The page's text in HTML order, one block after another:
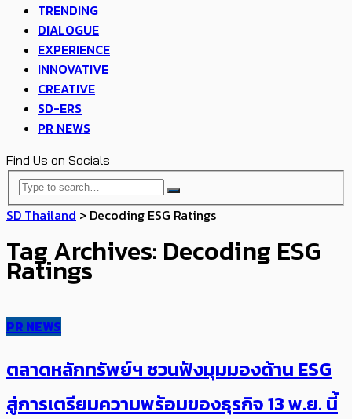
TRENDING
DIALOGUE
EXPERIENCE
INNOVATIVE
CREATIVE
SD-ERS
PR NEWS
Find Us on Socials
SD Thailand > Decoding ESG Ratings
Tag Archives: Decoding ESG
Ratings
PR NEWS
ตลาดหลักทรัพย์ฯ ชวนฟังมุมมองด้าน ESG
สู่การเตรียมความพร้อมของธุรกิจ 13 พ.ย. นี้